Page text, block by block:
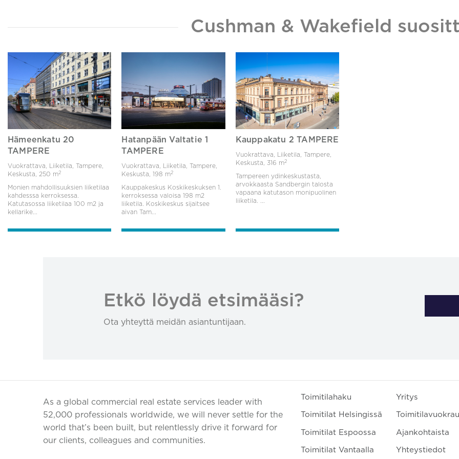
Cushman & Wakefield
Hämeenkatu 20
TAMPERE
Vuokrattava, Liiketila, Tampere,
Keskusta, 250 m2
Monien mahdollisuuksien liiketilaa
kahdesssa kerroksessa.
Katutasossa liiketilaa 100 m2 ja
kellarike...
Hatanpään Valtatie 1
TAMPERE
Vuokrattava, Liiketila, Tampere,
Keskusta,198 m2
Kauppakeskus Koskikeskuksen 1.
kerroksessa valoisa 198 m2
liiketila. Koskikeskus sijaitsee
aivan Tam...
Kauppakatu 2 TAMPERE
Vuokrattava, Liiketila, Tampere,
Keskusta,
316 m2
Tampereen ydinkeskustasta,
arvokkaasta Sandbergin talosta
vapaana katutason monipuolinen
liiketila. ...
Etkö löydä etsimääsi?
Ota yhteyttä meidän asiantuntijaan.
As a global commercial real estate services leader with
52,000 professionals worldwide, we will never settle for the
world that’s been built, but relentlessly drive it forward for
our clients, colleagues and communities.
Toimitilahaku
Toimitilat Helsingissä
Toimitilat Espoossa
Toimitilat Vantaalla
Yritys
Ajankohtaista
Yhteystiedot